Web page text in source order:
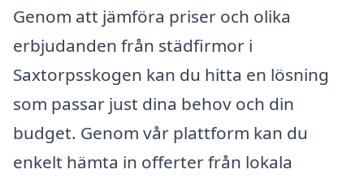
Genom att jämföra priser och olika
erbjudanden från städfirmor i
Saxtorpsskogen kan du hitta en lösning
som passar just dina behov och din
budget. Genom vår plattform kan du
enkelt hämta in offerter från lokala